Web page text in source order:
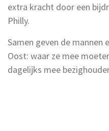
extra kracht door een
Philly.
Samen geven de mannen
Oost: waar ze mee
dagelijks mee